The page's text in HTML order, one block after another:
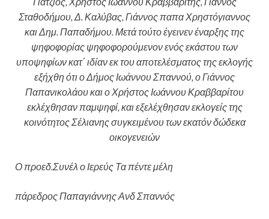
Σταθοδήμου, Δ. Καλύβας, Γιάννος παπα Χρηστόγιαννος
και Δημ. Παπαδήμου. Μετά τούτο έγεινεν έναρξης της
ψηφοφορίας ψηφοφορούμενον ενός εκάστου των
υποψηφίων κατ΄ ιδίαν εκ του αποτελέσματος της εκλογής
εξήχθη ότι ο Δήμος Ιωάννου Σπαννού, ο Γιάννος
Παπανικολάου και ο Χρήστος Ιωάννου Κραββαρίτου
εκλέχθησαν παμψηφί, και εξελέχθησαν εκλογείς της
κοινότητος Σέλιανης συγκειμένου των εκατόν δώδεκα
οικογενειών
Ο προεδ.Συνέλ ο Ιερεύς Τα πέντε μέλη
πάρεδρος Παπαγιάννης Ανδ Σπαννός